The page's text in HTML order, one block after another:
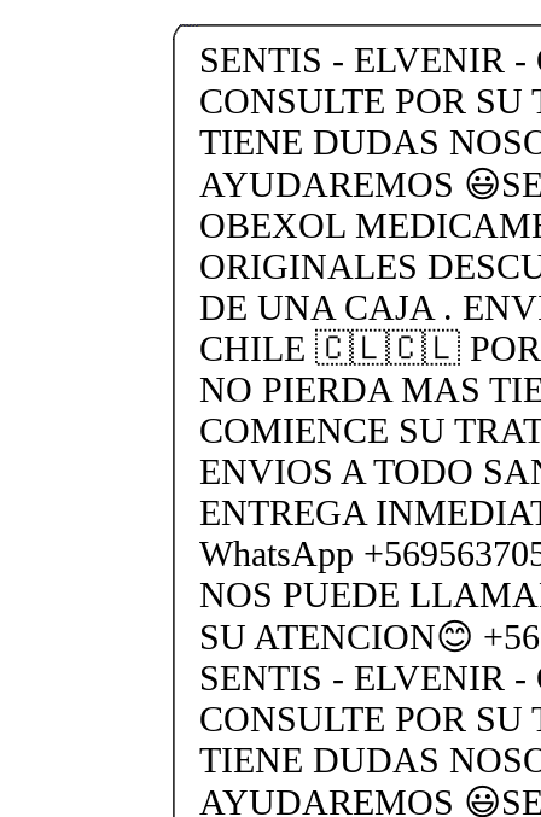
SENTIS - ELVENIR
CONSULTE POR
TIENE DUDAS
AYUDAREMOS
OBEXOL
ORIGINALES
DE UNA CAJA .
CHILE 🇨🇱🇨🇱 POR
NO PIERDA MAS
COMIENCE SU
ENVIOS A TODO
ENTREGA
WhatsApp
NOS PUEDE
SU ATENCION😊
SENTIS - ELVENIR -
CONSULTE POR
TIENE DUDAS
AYUDAREMOS